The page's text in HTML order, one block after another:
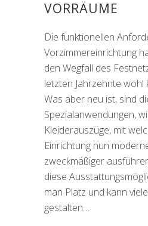
VORRÄUME
Die funktionellen
Vorzimmereinrichtung
den Wegfall des
letzten Jahrzehnte wohl
Was aber neu ist, sind
Spezialanwendungen,
Kleiderauszüge, mit
Einrichtung nun
zweckmäßiger
diese
man Platz und kann
gestalten…